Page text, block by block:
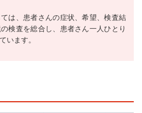
は、患者さんの症状、希望、検査結
検査を総合し、患者さん一人ひとり
います。